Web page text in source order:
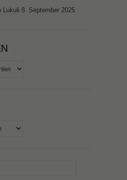
Lukuli 8. September 2025